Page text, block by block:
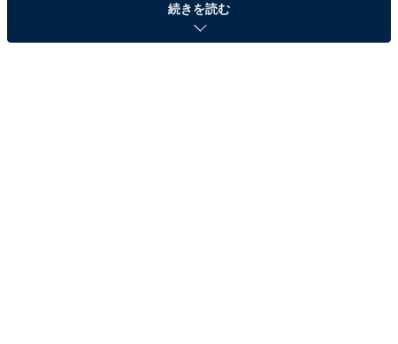
そのほかにも注目の商品がラインナップされているので,
続きを読む